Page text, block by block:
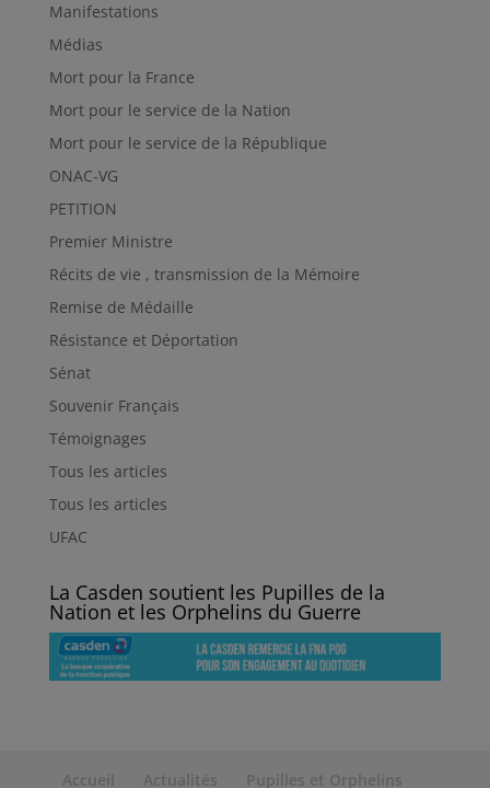
Manifestations
Médias
Mort pour la France
Mort pour le service de la Nation
Mort pour le service de la République
ONAC-VG
PETITION
Premier Ministre
Récits de vie , transmission de la Mémoire
Remise de Médaille
Résistance et Déportation
Sénat
Souvenir Français
Témoignages
Tous les articles
Tous les articles
UFAC
La Casden soutient les Pupilles de la
Nation et les Orphelins du Guerre
Accueil Actualités Pupilles et Orphelins